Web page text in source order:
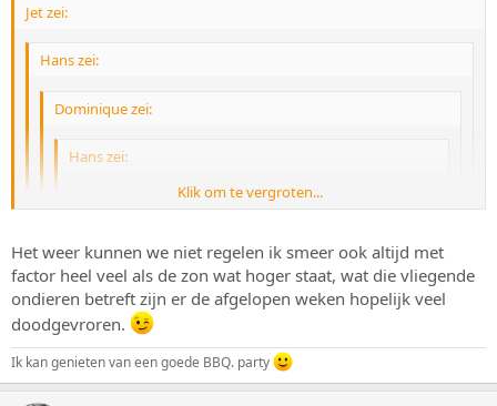
Jet zei:
Hans zei:
Dominique zei:
Hans zei:
't is een blijvertje hoor.
zeker 's zomers als het lekker
warm is.
Klik om te vergroten...
Fijn! Als jij dan nu even de warmte regelt....
Klik om te vergroten...
O.K. Ga ik m'n best voor doen, maar beloof niets.
Hans doe maar rustig aan met de warmte, want dat betekend ook
meer zon en daar kan mijn bleke zonneallergie huidje niet tegen
en dan krijgen we ook weer al die vliegende stekende insecten :-
S.....................deze week weer Domi salade, want warm of koud weer
altijd Domi aardappelsalade weer
Klik om te vergroten...
Het weer kunnen we niet regelen ik smeer ook altijd met
factor heel veel als de zon wat hoger staat, wat die vliegende
ondieren betreft zijn er de afgelopen weken hopelijk veel
doodgevroren.
Ik kan genieten van een goede BBQ. party